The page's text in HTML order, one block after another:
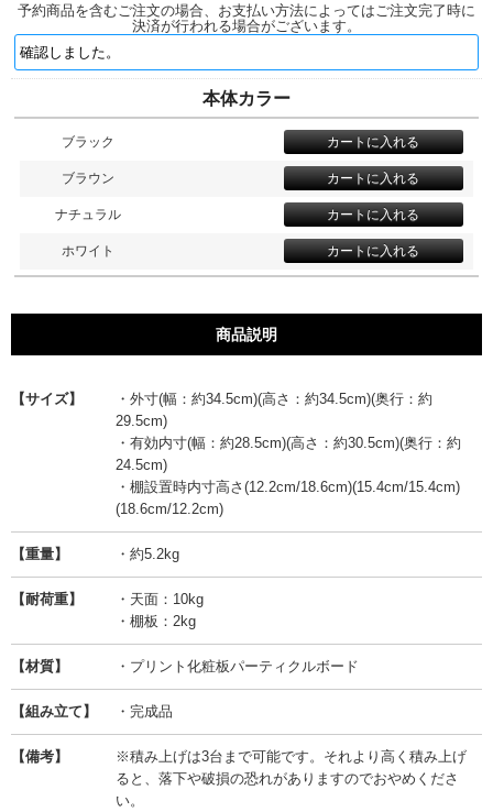
予約商品を含むご注文の場合、お支払い方法によってはご注文完了時に
決済が行われる場合がございます。
本体カラー
ブラック
ブラウン
ナチュラル
ホワイト
商品説明
【サイズ】
・外寸(幅：約34.5cm)(高さ：約34.5cm)(奥行：約
29.5cm)
・有効内寸(幅：約28.5cm)(高さ：約30.5cm)(奥行：約
24.5cm)
・棚設置時内寸高さ(12.2cm/18.6cm)(15.4cm/15.4cm)
(18.6cm/12.2cm)
【重量】 ・約5.2kg
【耐荷重】
・天面：10kg
・棚板：2kg
【材質】 ・プリント化粧板パーティクルボード
【組み立て】 ・完成品
【備考】
※積み上げは3台まで可能です。それより高く積み上げ
ると、落下や破損の恐れがありますのでおやめくださ
い。